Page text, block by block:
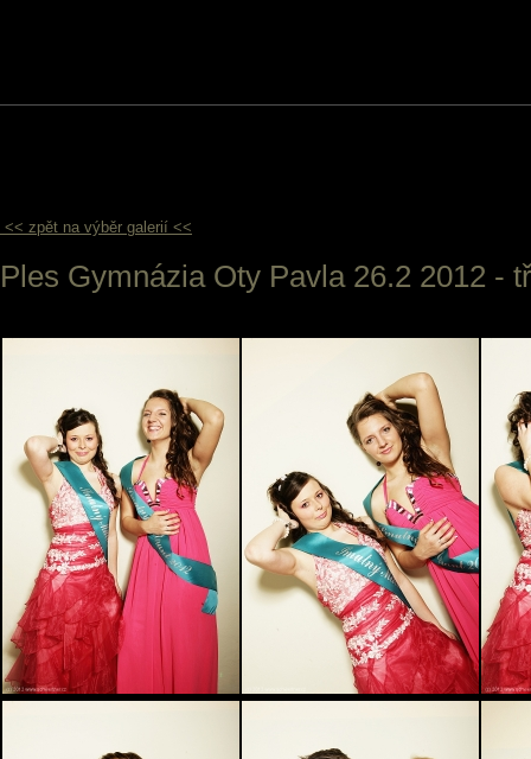
<< zpět na výběr galerií <<
Ples Gymnázia Oty Pavla 26.2 2012 -